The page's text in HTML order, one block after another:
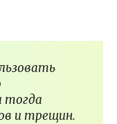
тогда
и трещин.